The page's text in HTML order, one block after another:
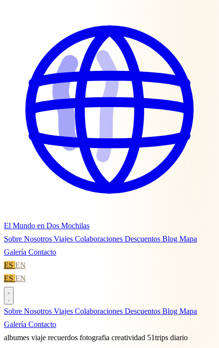
El Mundo en Dos Mochilas
Sobre Nosotros Viajes Colaboraciones Descuentos Blog Mapa
Galería Contacto
ES EN
ES EN
Sobre Nosotros Viajes Colaboraciones Descuentos Blog Mapa
Galería Contacto
albumes viaje recuerdos fotografia creatividad 51trips diario